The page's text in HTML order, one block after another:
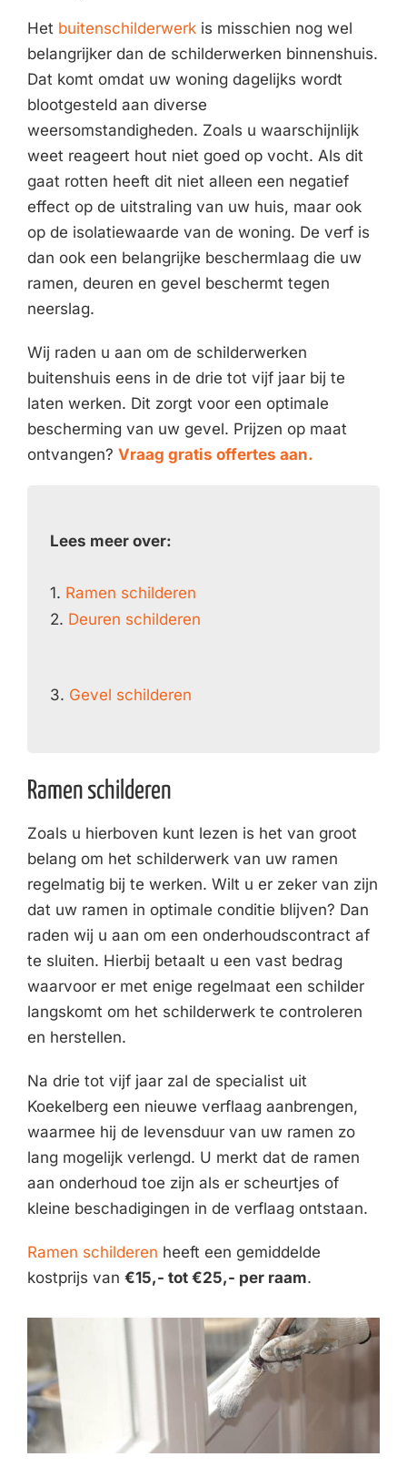
Het buitenschilderwerk is misschien nog wel
belangrijker dan de schilderwerken binnenshuis.
Dat komt omdat uw woning dagelijks wordt
blootgesteld aan diverse
weersomstandigheden. Zoals u waarschijnlijk
weet reageert hout niet goed op vocht. Als dit
gaat rotten heeft dit niet alleen een negatief
effect op de uitstraling van uw huis, maar ook
op de isolatiewaarde van de woning. De verf is
dan ook een belangrijke beschermlaag die uw
ramen, deuren en gevel beschermt tegen
neerslag.
Wij raden u aan om de schilderwerken
buitenshuis eens in de drie tot vijf jaar bij te
laten werken. Dit zorgt voor een optimale
bescherming van uw gevel. Prijzen op maat
ontvangen? Vraag gratis offertes aan.
Lees meer over:
1. Ramen schilderen
2. Deuren schilderen
3. Gevel schilderen
Ramen schilderen
Zoals u hierboven kunt lezen is het van groot
belang om het schilderwerk van uw ramen
regelmatig bij te werken. Wilt u er zeker van zijn
dat uw ramen in optimale conditie blijven? Dan
raden wij u aan om een onderhoudscontract af
te sluiten. Hierbij betaalt u een vast bedrag
waarvoor er met enige regelmaat een schilder
langskomt om het schilderwerk te controleren
en herstellen.
Na drie tot vijf jaar zal de specialist uit
Koekelberg een nieuwe verflaag aanbrengen,
waarmee hij de levensduur van uw ramen zo
lang mogelijk verlengd. U merkt dat de ramen
aan onderhoud toe zijn als er scheurtjes of
kleine beschadigingen in de verflaag ontstaan.
Ramen schilderen heeft een gemiddelde
kostprijs van €15,- tot €25,- per raam.